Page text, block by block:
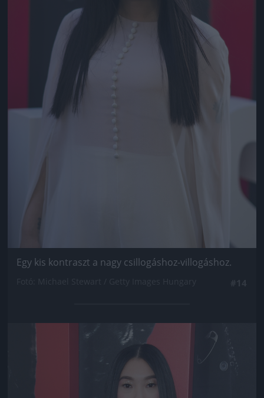
Egy kis kontraszt a nagy csillogáshoz-villogáshoz.
Jön még kép!